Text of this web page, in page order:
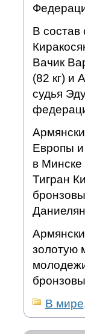
В состав
Вачик
(82 кг) и
судья
Европы
в
Тигран
золотую
В мире